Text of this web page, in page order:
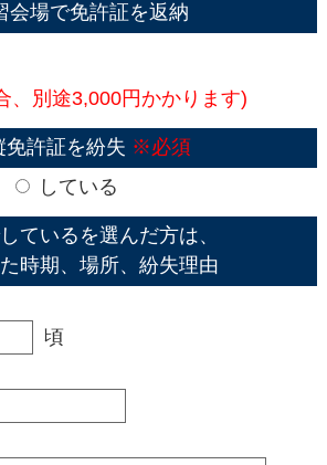
会場で免許証を返納
、別途3,000円かかります)
免許証を紛失 ※必須
している
ているを選んだ方は、
時期、場所、紛失理由
頃